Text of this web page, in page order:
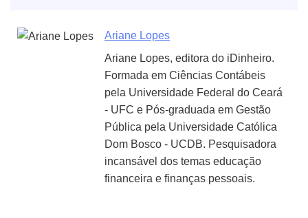
Ariane Lopes
Ariane Lopes, editora do iDinheiro.
Formada em Ciências Contábeis
pela Universidade Federal do Ceará
- UFC e Pós-graduada em Gestão
Pública pela Universidade Católica
Dom Bosco - UCDB. Pesquisadora
incansável dos temas educação
financeira e finanças pessoais.